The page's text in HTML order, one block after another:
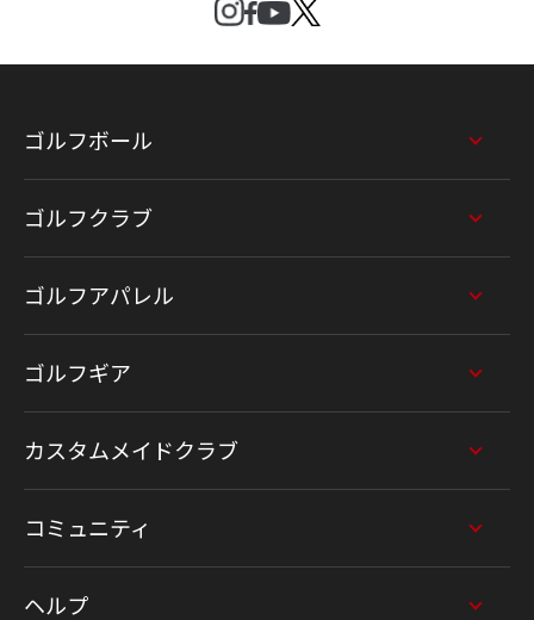
ゴルフボール
ゴルフクラブ
ゴルフアパレル
ゴルフギア
カスタムメイドクラブ
コミュニティ
ヘルプ